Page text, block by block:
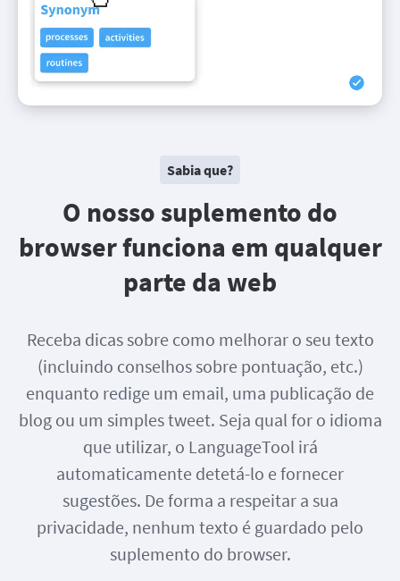
Sabia que?
O nosso suplemento do
browser funciona em qualquer
parte da web
Receba dicas sobre como melhorar o seu texto
(incluindo conselhos sobre pontuação, etc.)
enquanto redige um email, uma publicação de
blog ou um simples tweet. Seja qual for o idioma
que utilizar, o LanguageTool irá
automaticamente detetá-lo e fornecer
sugestões. De forma a respeitar a sua
privacidade, nenhum texto é guardado pelo
suplemento do browser.